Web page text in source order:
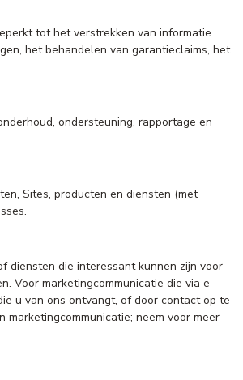
tot het verstrekken van informatie
het behandelen van garantieclaims, het
ondersteuning, rapportage en
Sites, producten en diensten (met
diensten die interessant kunnen zijn voor
Voor marketingcommunicatie die via e-
u van ons ontvangt, of door contact op te
neem voor meer